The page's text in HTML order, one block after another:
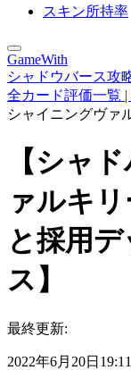
スキン所持率
GameWith
シャドウバース攻
全カード評価一覧 |
シャイニングヴァ
【シャ
ァルキ
と採用
ス】
最終更新:
2022年6月20日19:11